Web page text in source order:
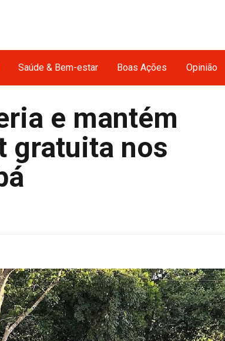
Saúde & Bem-estar Boas Ações Opinião
e mantém
gratuita nos